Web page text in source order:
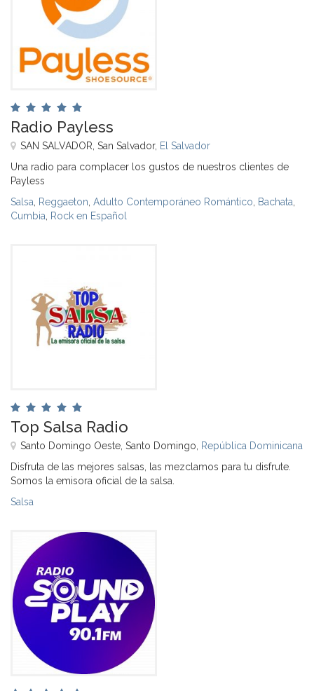
Radio Payless
SAN SALVADOR, San Salvador, El Salvador
Una radio para complacer los gustos de nuestros clientes de
Payless
Salsa Reggaeton Adulto Contemporáneo Romántico Bachata
Cumbia Rock en Español
Top Salsa Radio
Santo Domingo Oeste, Santo Domingo, República Dominicana
Disfruta de las mejores salsas, las mezclamos para tu disfrute.
Somos la emisora oficial de la salsa.
Salsa